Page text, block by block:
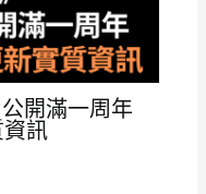
公開滿一周年
訊